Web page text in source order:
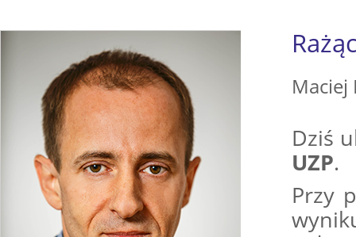
Maciej
Dziś
UZP.
Przy